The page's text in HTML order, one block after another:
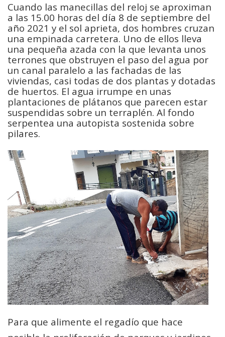
Cuando las manecillas del reloj se aproximan
a las 15.00 horas del día 8 de septiembre del
año 2021 y el sol aprieta, dos hombres cruzan
una empinada carretera. Uno de ellos lleva
una pequeña azada con la que levanta unos
terrones que obstruyen el paso del agua por
un canal paralelo a las fachadas de las
viviendas, casi todas de dos plantas y dotadas
de huertos. El agua irrumpe en unas
plantaciones de plátanos que parecen estar
suspendidas sobre un terraplén. Al fondo
serpentea una autopista sostenida sobre
pilares.
Para que alimente el regadío que hace